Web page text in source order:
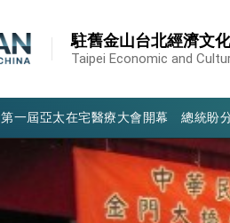
駐舊金山台北經濟文
Taipei Economic and
外交部重要言論
第一屆亞太在宅醫療大會開幕 總統盼
外交部發布WHA文宣影片「台灣醫療
總統出訪史瓦帝尼返國談話 強調臺灣